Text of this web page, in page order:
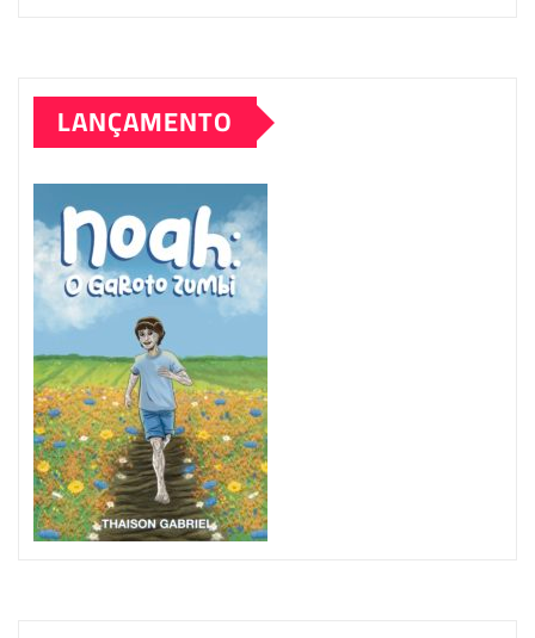
LANÇAMENTO